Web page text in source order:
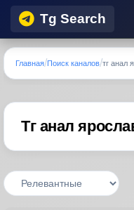
Tg Search
Главная Поиск каналов тг анал
Тг анал